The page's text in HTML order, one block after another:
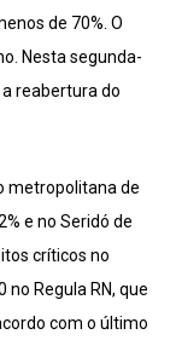
de 70%. O
Nesta segunda-
reabertura do
metropolitana de
e no Seridó de
críticos no
Regula RN, que
com o último